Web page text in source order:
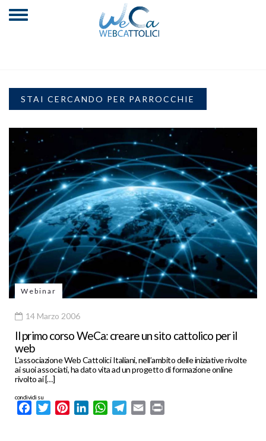
STAI CERCANDO PER PARROCCHIE
Webinar
14 Marzo 2006
Il primo corso WeCa: creare un sito cattolico per il
web
L’associazione Web Cattolici Italiani, nell’ambito delle iniziative rivolte
ai suoi associati, ha dato vita ad un progetto di formazione online
rivolto ai […]
condividi su
FacebookTwitterPinterestLinkedInWhatsApp
Telegram
Email